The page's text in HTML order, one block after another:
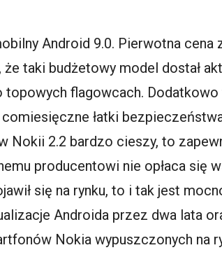
Android 9.0. Pierwotna cena
taki budżetowy model dostał
flagowcach.
łatki
Nokii 2.2 bardzo cieszy, to
producentowi nie opłaca się
się na rynku, to i tak jest
Androida przez dwa lata
Nokia wypuszczonych na